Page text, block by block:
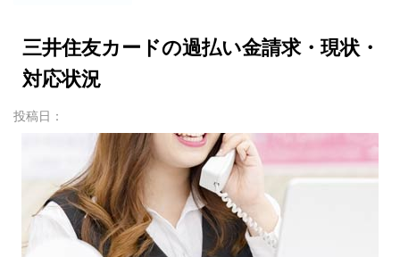
三井住友カードの過払い金請求・現状・
対応状況
投稿日：